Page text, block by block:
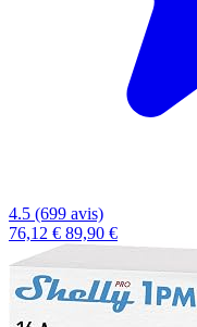
4.5 (699 avis)
76,12 € 89,90 €